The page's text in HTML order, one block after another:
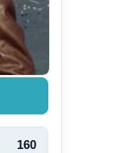
160